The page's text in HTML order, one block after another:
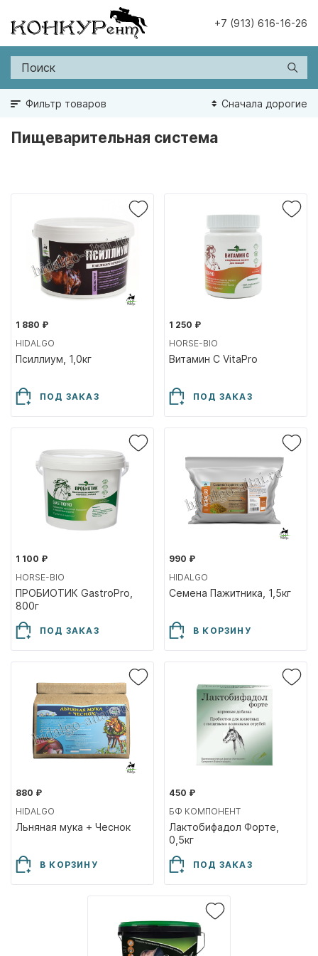
+7 (913) 616-16-26
Фильтр товаров
Пищеварительная система
Сначала дорогие
1 880 ₽
HIDALGO
Псиллиум, 1,0кг
ПОД ЗАКАЗ
1 250 ₽
HORSE-BIO
Витамин С VitaPro
ПОД ЗАКАЗ
1 100 ₽
HORSE-BIO
ПРОБИОТИК GastroPro,
800г
ПОД ЗАКАЗ
990 ₽
HIDALGO
Семена Пажитника, 1,5кг
В КОРЗИНУ
880 ₽
HIDALGO
Льняная мука + Чеснок
В КОРЗИНУ
450 ₽
БФ КОМПОНЕНТ
Лактобифадол Форте,
0,5кг
ПОД ЗАКАЗ